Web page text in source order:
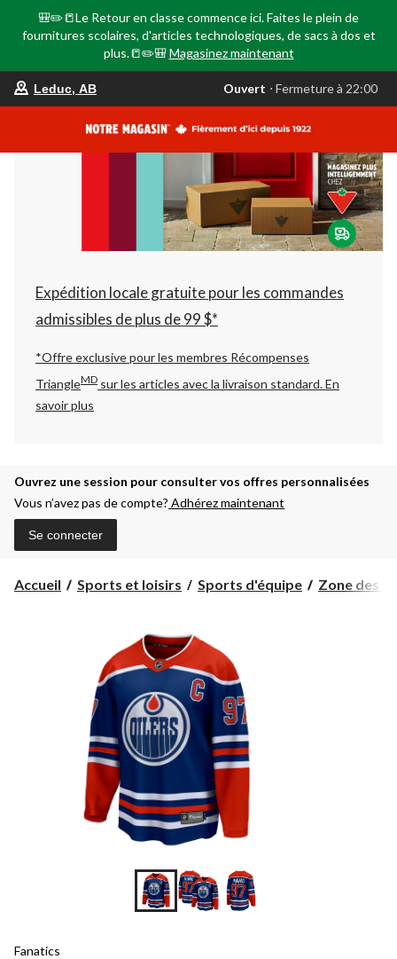
🎒✏️📒Le Retour en classe commence ici. Faites le plein de
fournitures scolaires, d'articles technologiques, de sacs à dos et
plus.📒✏️🎒 Magasinez maintenant
votre
est
AB,
Ouvert,
Fermeture
à
22:00
changer
Leduc, AB Ouvert ⋅ Fermeture à 22:00
Expédition locale gratuite pour les commandes
admissibles de plus de 99 $*
*Offre exclusive pour les membres Récompenses
TriangleMD sur les articles avec la livraison standard.En
savoir plus
Ouvrez une session pour consulter vos offres personnalisées
Vous n’avez pas de compte? Adhérez maintenant
Se connecter
Accueil Sports et loisirs Sports d'équipe Zone des
Fanatics